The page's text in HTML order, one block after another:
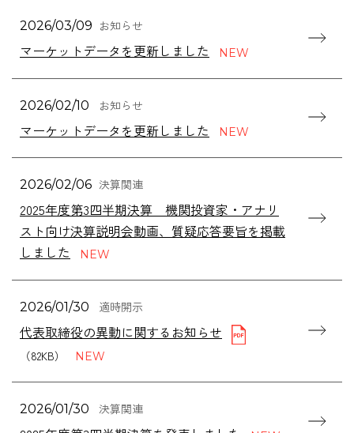
2026/03/09 お知らせ
マーケットデータを更新しました
2026/02/10 お知らせ
マーケットデータを更新しました
2026/02/06 決算関連
2025年度第3四半期決算 機関投資家・アナリ
スト向け決算説明会動画、質疑応答要旨を掲載
しました
2026/01/30 適時開示
代表取締役の異動に関するお知らせ
（82KB）
2026/01/30 決算関連